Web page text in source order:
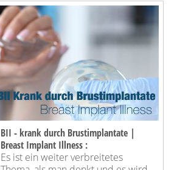
BII - krank durch Brustimplantate |
Breast Implant Illness :
Es ist ein weiter verbreitetes